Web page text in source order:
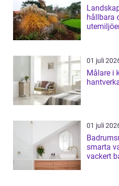
hållbara
01 juli
Målare i kalmar
01 juli
smarta
vackert